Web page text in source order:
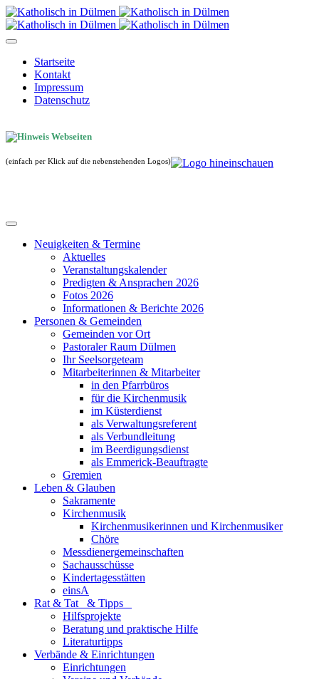
Startseite
Kontakt
Impressum
Datenschutz
(einfach per Klick auf die nebenstehenden Logos)
Neuigkeiten & Termine
Aktuelles
Veranstaltungskalender
Predigten & Ansprachen 2026
Fotos 2026
Informationen & Berichte 2026
Personen & Gemeinden
Gemeinden vor Ort
Pastoraler Raum Dülmen
Ihr Seelsorgeteam
Mitarbeiterinnen & Mitarbeiter
in den Pfarrbüros
für die Kirchenmusik
im Küsterdienst
als Verwaltungsreferent
als Verbundleitung
im Beerdigungsdienst
als Emmerick-Beauftragte
Gremien
Leben & Glauben
Sakramente
Kirchenmusik
Kirchenmusikerinnen und Kirchenmusiker
Chöre
Messdienergemeinschaften
Sachausschüsse
Kindertagesstätten
einsA
Rat & Tat & Tipps
Hilfsprojekte
Beratung und praktische Hilfe
Literaturtipps
Verbände & Einrichtungen
Einrichtungen